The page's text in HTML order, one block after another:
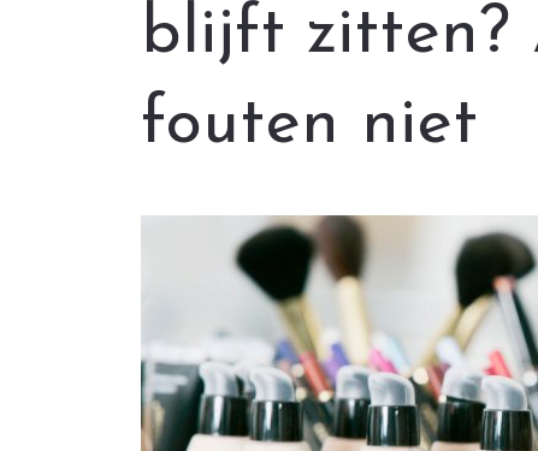
blijft zitten?
fouten niet